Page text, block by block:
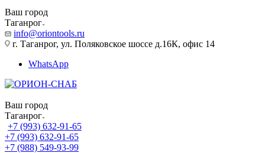
Ваш город
Таганрог
info@oriontools.ru
г. Таганрог, ул. Поляковское шоссе д.16К, офис 14
WhatsApp
Ваш город
Таганрог
+7 (993) 632-91-65
+7 (993) 632-91-65
+7 (988) 549-93-99